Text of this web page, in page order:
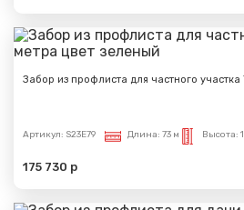
Забор из профлиста для частного
Артикул: S23E79 Длина: 73 м Высота:
175 730 р